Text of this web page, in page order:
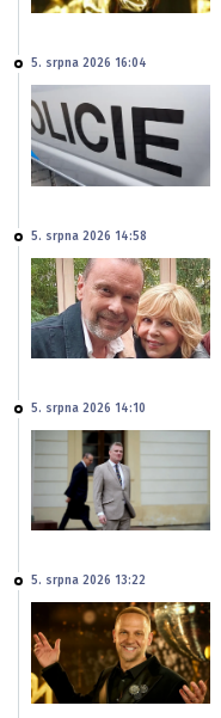
5. srpna 2026 16:04
5. srpna 2026 14:58
5. srpna 2026 14:10
5. srpna 2026 13:22